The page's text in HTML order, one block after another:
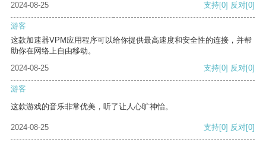
2024-08-25
支持[0] 反对[0]
游客
这款加速器VPM应用程序可以给你提供最高速度和安全性的连接，并帮
助你在网络上自由移动。
2024-08-25
支持[0] 反对[0]
游客
这款游戏的音乐非常优美，听了让人心旷神怡。
2024-08-25 支持[0] 反对[0]